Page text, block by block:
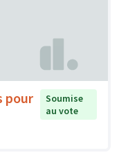
pour
Soumise
au vote